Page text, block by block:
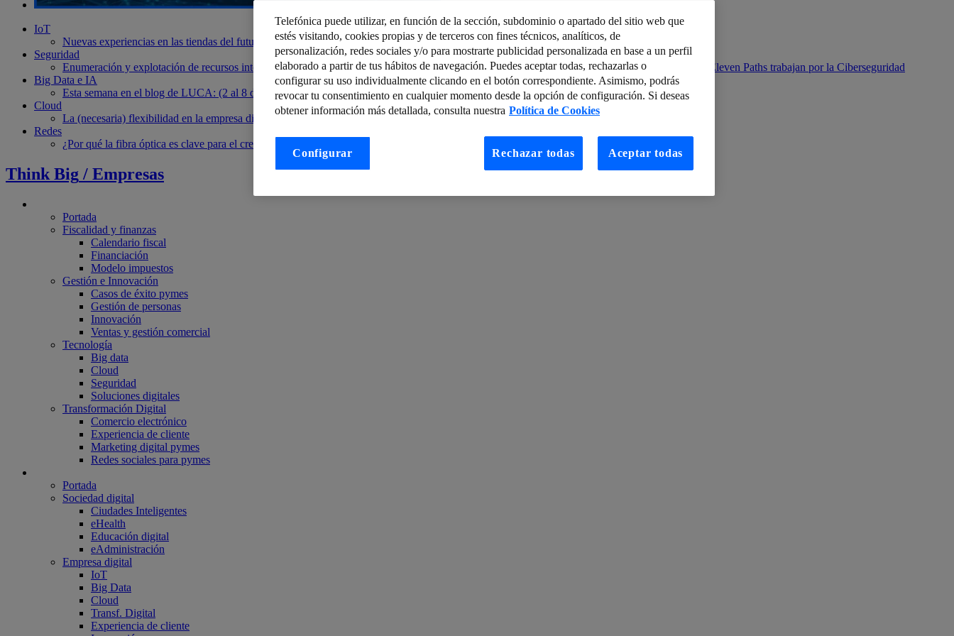
IoT
Nuevas experiencias en las tiendas del futuro
“Zero Knowledge Proof” para mortales
Seguridad
Enumeración y explotación de recursos internos mediante Javascript/AJAX (I) La Organización de los Estados Americanos (OEA) y Telefónica/Eleven Paths trabajan por la Ciberseguridad
Big Data e IA
Esta semana en el blog de LUCA: (2 al 8 de Abril) ¿Preparados para reto IE & LUCA Data Challenge?
Cloud
La (necesaria) flexibilidad en la empresa digital: flexCOMM Movilidad, cloud computing y otros nuevos modelos en la forma de hacer negocios
Redes
¿Por qué la fibra óptica es clave para el crecimiento de las empresas?
Think Big / Empresas
Portada
Fiscalidad y finanzas
Calendario fiscal
Financiación
Modelo impuestos
Gestión e Innovación
Casos de éxito pymes
Gestión de personas
Innovación
Ventas y gestión comercial
Tecnología
Big data
Cloud
Seguridad
Soluciones digitales
Transformación Digital
Comercio electrónico
Experiencia de cliente
Marketing digital pymes
Redes sociales para pymes
Portada
Sociedad digital
Ciudades Inteligentes
eHealth
Educación digital
eAdministración
Empresa digital
IoT
Big Data
Cloud
Transf. Digital
Experiencia de cliente
Telefónica puede utilizar, en función de la sección, subdominio o apartado del sitio web que
estés visitando, cookies propias y de terceros con fines técnicos, analíticos, de
personalización, redes sociales y/o para mostrarte publicidad personalizada en base a un perfil
elaborado a partir de tus hábitos de navegación. Puedes aceptar todas, rechazarlas o
configurar su uso individualmente clicando en el botón correspondiente. Asimismo, podrás
revocar tu consentimiento en cualquier momento desde la opción de configuración. Si deseas
obtener información más detallada, consulta nuestra Política de Cookies
Rechazar todas Aceptar todas
Configurar